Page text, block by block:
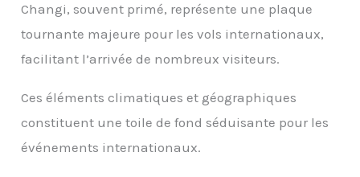
Changi, souvent primé, représente une plaque
tournante majeure pour les vols internationaux,
facilitant l’arrivée de nombreux visiteurs.
Ces éléments climatiques et géographiques
constituent une toile de fond séduisante pour les
événements internationaux.